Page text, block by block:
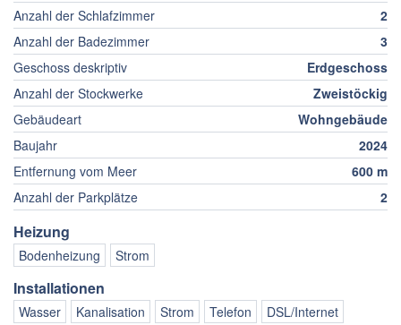
Anzahl der Schlafzimmer
2
Anzahl der Badezimmer
3
Geschoss deskriptiv
Erdgeschoss
Anzahl der Stockwerke
Zweistöckig
Gebäudeart
Wohngebäude
Baujahr
2024
Entfernung vom Meer
600 m
Anzahl der Parkplätze
2
Heizung
Bodenheizung Strom
Installationen
Wasser Kanalisation Strom Telefon DSL/Internet